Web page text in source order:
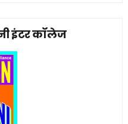
इंटर कॉलेज